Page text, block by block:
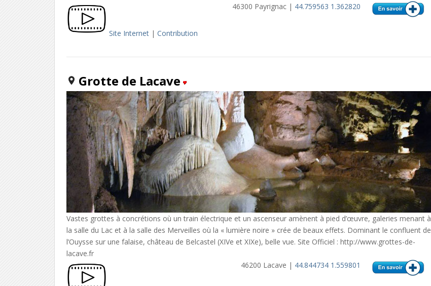
Site Internet |Contribution
46300 Payrignac | 44.759563 1.362820
Grotte de Lacave
Vastes grottes à concrétions où un train électrique et un ascenseur amènent à pied d’œuvre, galeries menant à
la salle du Lac et à la salle des Merveilles où la « lumière noire » crée de beaux effets. Dominant le confluent de
l’Ouysse sur une falaise, château de Belcastel (XIVe et XIXe), belle vue. Site Officiel : http://www.grottes-de-
lacave.fr
46200 Lacave | 44.844734 1.559801